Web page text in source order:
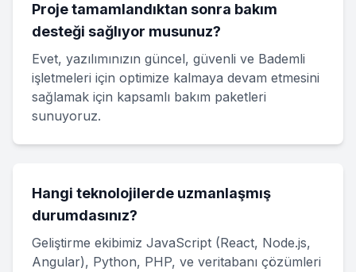
Proje tamamlandıktan sonra bakım
desteği sağlıyor musunuz?
Evet, yazılımınızın güncel, güvenli ve Bademli
işletmeleri için optimize kalmaya devam etmesini
sağlamak için kapsamlı bakım paketleri
sunuyoruz.
Hangi teknolojilerde uzmanlaşmış
durumdasınız?
Geliştirme ekibimiz JavaScript (React, Node.js,
Angular), Python, PHP, ve veritabanı çözümleri